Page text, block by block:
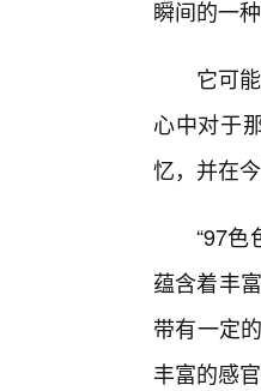
瞬间的一
它可
心中对于
忆，并在
“97色
蕴含着丰
带有一定
丰富的感官